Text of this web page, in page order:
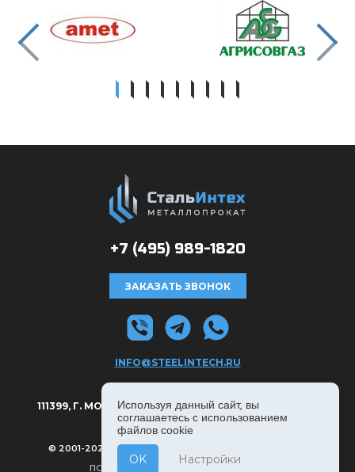
+7 (495)989-1820
ЗАКАЗАТЬ ЗВОНОК
INFO@STEELINTECH.RU
111399, Г. МОСКВА, РЯЗАНСКИЙ ПРОСПЕКТ Д. 8А, С. 1.
© 2001-2026, СТАЛЬИНТЕХ — ВСЕ ПРАВА ЗАЩИЩЕНЫ
ПОЛИТИКА КОНФИДЕНЦИАЛЬНОСТИ
Используя данный сайт, вы
соглашаетесь с использованием
файлов cookie
OK Настройки